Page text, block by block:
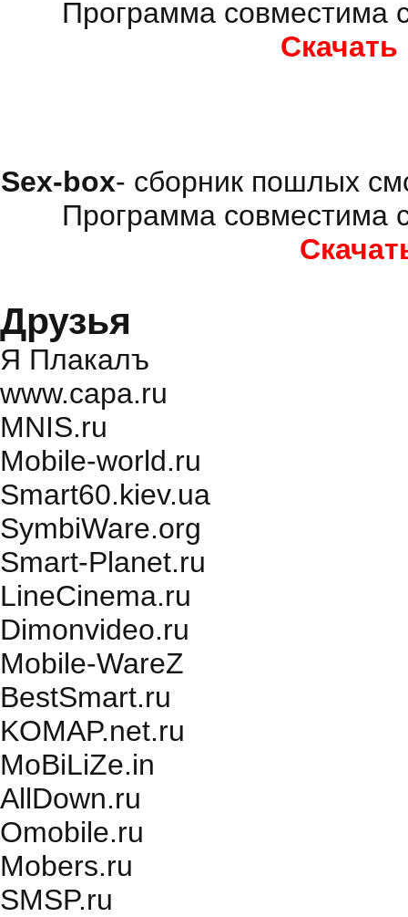
Программа совместима
Sex-box- сборник пошлых
Программа совместима
Друзья
Я Плакалъ
www.capa.ru
MNIS.ru
Mobile-world.ru
Smart60.kiev.ua
SymbiWare.org
Smart-Planet.ru
LineCinema.ru
Dimonvideo.ru
Mobile-WareZ
BestSmart.ru
KOMAP.net.ru
MoBiLiZe.in
AllDown.ru
Оmobile.ru
Mobers.ru
SMSP.ru